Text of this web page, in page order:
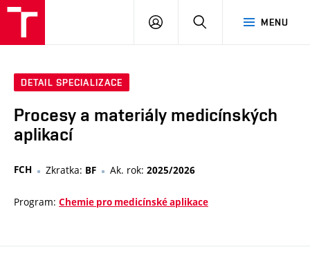
MENU
PŘIHLÁSIT
DETAIL SPECIALIZACE
Procesy a materiály medicínských
aplikací
FCH Zkratka: BF Ak. rok: 2025/2026
Program: Chemie pro medicínské aplikace